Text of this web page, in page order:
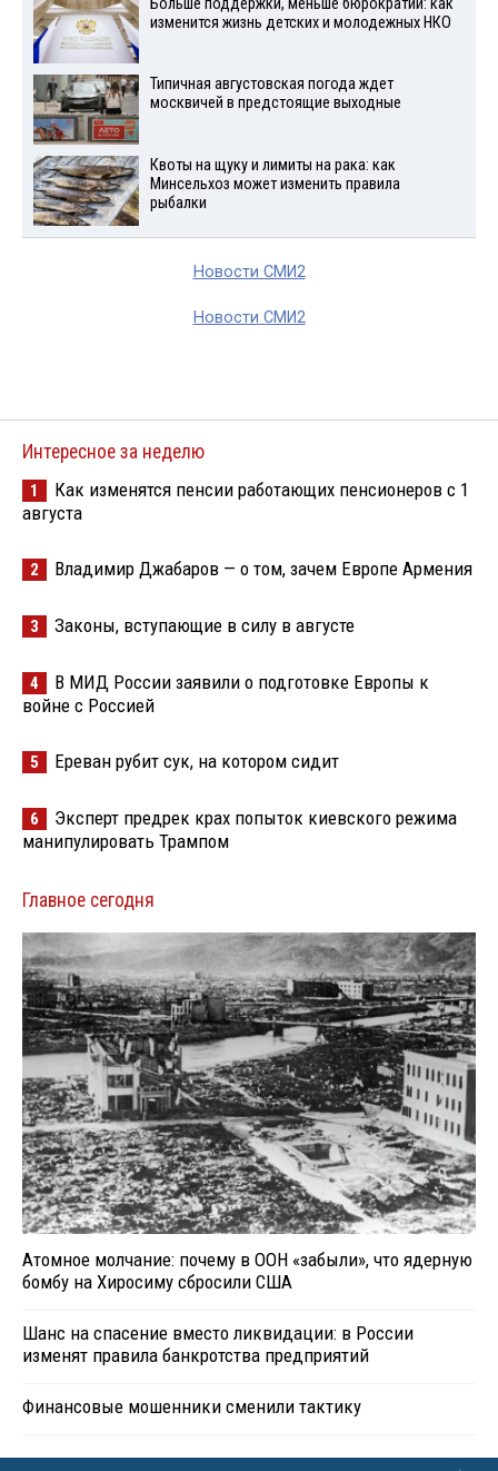
изменится жизнь детских и молодежных НКО
Типичная августовская погода ждет
москвичей в предстоящие выходные
Квоты на щуку и лимиты на рака: как
Минсельхоз может изменить правила
рыбалки
Новости СМИ2
Новости СМИ2
Интересное за неделю
1
Как изменятся пенсии работающих пенсионеров с 1
августа
2 Владимир Джабаров — о том, зачем Европе Армения
3 Законы, вступающие в силу в августе
4
В МИД России заявили о подготовке Европы к
войне с Россией
5 Ереван рубит сук, на котором сидит
6
Эксперт предрек крах попыток киевского режима
манипулировать Трампом
Главное сегодня
Атомное молчание: почему в ООН «забыли», что ядерную
бомбу на Хиросиму сбросили США
Шанс на спасение вместо ликвидации: в России
изменят правила банкротства предприятий
Финансовые мошенники сменили тактику